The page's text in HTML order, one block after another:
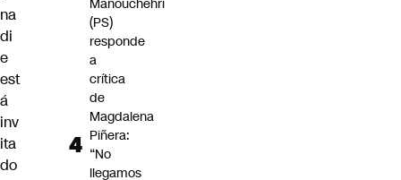
na
di
e
est
á
inv
ita
do
Manouchehri
(PS)
responde
a
crítica
de
Magdalena
Piñera:
“No
llegamos